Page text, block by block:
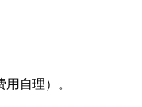
自理）。